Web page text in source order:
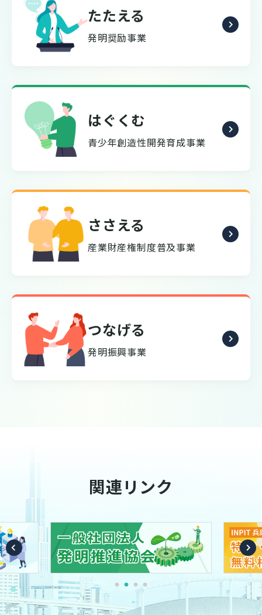
たたえる
発明奨励事業
はぐくむ
青少年創造性開発育成事業
ささえる
産業財産権制度普及事業
つなげる
発明振興事業
関連リンク